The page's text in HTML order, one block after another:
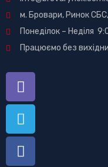
м. Бровари, Ринок
Понеділок – Неділя
Працюємо без